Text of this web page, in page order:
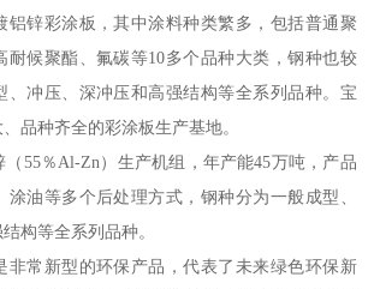
铝锌彩涂板，其中涂料种类繁多，包括普通聚
耐候聚酯、氟碳等10多个品种大类，钢种也较
、冲压、深冲压和高强结构等全系列品种。宝
品种齐全的彩涂板生产基地。
55％Al-Zn）生产机组，年产能45万吨，产品
油等多个后处理方式，钢种分为一般成型、
构等全系列品种。
非常新型的环保产品，代表了未来绿色环保新